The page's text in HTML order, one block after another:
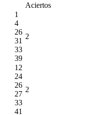
Aciertos
1
4
26
31
33
39
2
12
24
26
27
33
41
2